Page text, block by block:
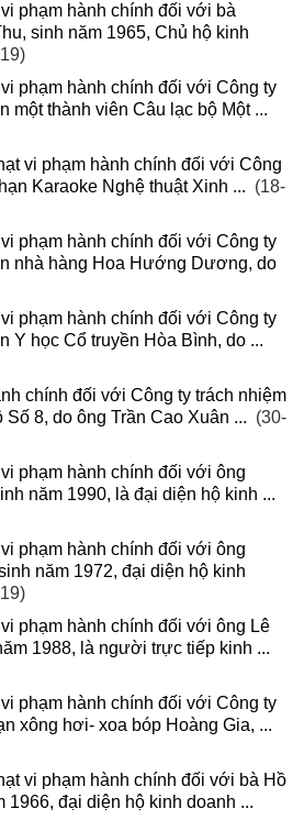
phạm hành chính đối với bà
sinh năm 1965, Chủ hộ kinh
phạm hành chính đối với Công ty
một thành viên Câu lạc bộ Một ...
vi phạm hành chính đối với Công
Karaoke Nghệ thuật Xinh ... (18-
phạm hành chính đối với Công ty
nhà hàng Hoa Hướng Dương, do
phạm hành chính đối với Công ty
Y học Cổ truyền Hòa Bình, do ...
chính đối với Công ty trách nhiệm
8, do ông Trần Cao Xuân ... (30-
phạm hành chính đối với ông
năm 1990, là đại diện hộ kinh ...
phạm hành chính đối với ông
năm 1972, đại diện hộ kinh
phạm hành chính đối với ông Lê
1988, là người trực tiếp kinh ...
phạm hành chính đối với Công ty
xông hơi- xoa bóp Hoàng Gia, ...
vi phạm hành chính đối với bà Hồ
1966, đại diện hộ kinh doanh ...